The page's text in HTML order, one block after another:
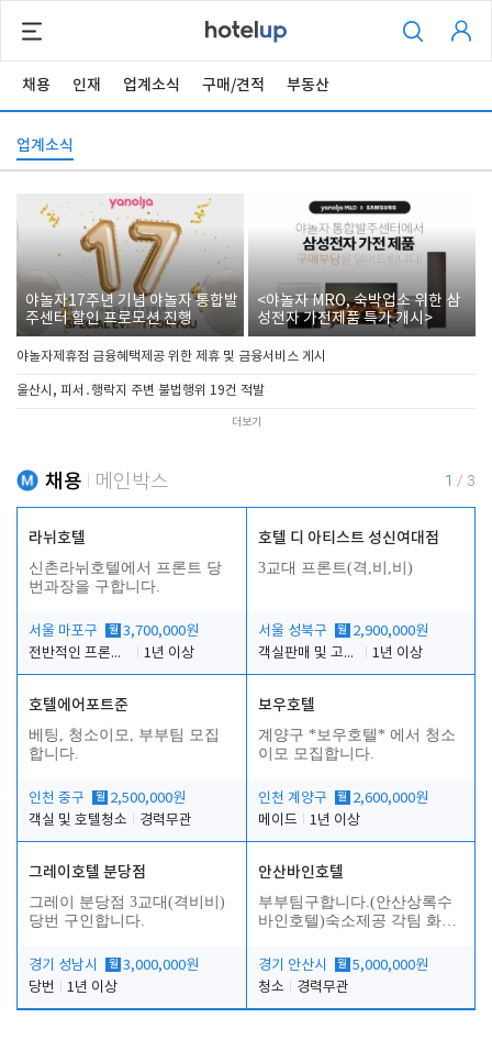
채용 인재 업계소식 구매/견적 부동산
업계소식
야놀자17주년 기념 야놀자 통합발
주센터 할인 프로모션 진행
<야놀자 MRO, 숙박업소 위한 삼
성전자 가전제품 특가 개시>
야놀자제휴점 금융혜택제공 위한 제휴 및 금융서비스 게시
울산시, 피서․행락지 주변 불법행위 19건 적발
더보기
채용 메인박스 1 / 3
라뉘호텔
신촌라뉘호텔에서 프론트 당
번과장을 구합니다.
서울 마포구 월 3,700,000원
전반적인 프론트 당번업무
1년 이상
호텔 디 아티스트 성신여대점
3교대 프론트(격,비,비)
서울 성북구 월 2,900,000원
객실판매 및 고객응대
1년 이상
호텔에어포트준
베팅, 청소이모, 부부팀 모집
합니다.
인천 중구 월 2,500,000원
객실 및 호텔청소
경력무관
보우호텔
계양구 *보우호텔* 에서 청소
이모 모집합니다.
인천 계양구 월 2,600,000원
메이드
1년 이상
그레이호텔 분당점
그레이 분당점 3교대(격비비)
당번 구인합니다.
경기 성남시 월 3,000,000원
당번
1년 이상
안산바인호텔
부부팀구합니다.(안산상록수
바인호텔)숙소제공 각팀 화장
경기 안산시
월 5,000,000원
청소
경력무관